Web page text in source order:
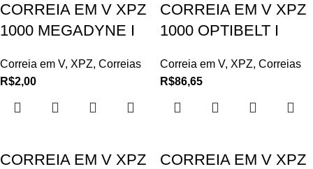
CORREIA EM V XPZ
1000 MEGADYNE I
Correia em V, XPZ, Correias
R$2,00
CORREIA EM V XPZ
1000 OPTIBELT I
Correia em V, XPZ, Correias
R$86,65
CORREIA EM V XPZ
CORREIA EM V XPZ